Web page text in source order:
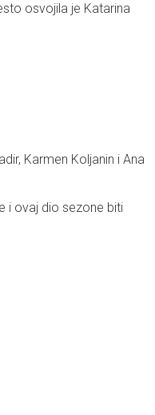
osvojila je Katarina
Karmen Koljanin i Ana
i ovaj dio sezone biti